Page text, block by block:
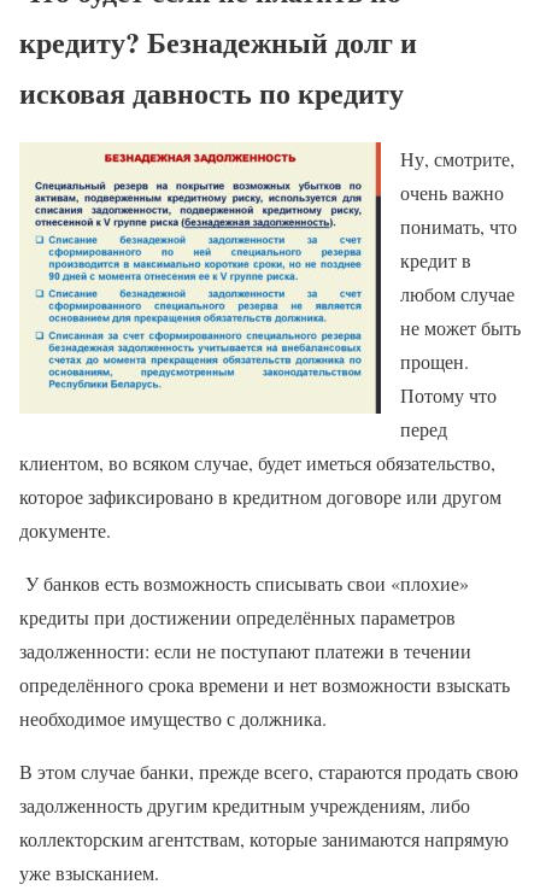
кредиту? Безнадежный долг и
исковая давность по кредиту
Ну, смотрите,
очень важно
понимать, что
кредит в
любом случае
не может быть
прощен.
Потому что
перед
клиентом, во всяком случае, будет иметься обязательство,
которое зафиксировано в кредитном договоре или другом
документе.
У банков есть возможность списывать свои «плохие»
кредиты при достижении определённых параметров
задолженности: если не поступают платежи в течении
определённого срока времени и нет возможности взыскать
необходимое имущество с должника.
В этом случае банки, прежде всего, стараются продать свою
задолженность другим кредитным учреждениям, либо
коллекторским агентствам, которые занимаются напрямую
уже взысканием.